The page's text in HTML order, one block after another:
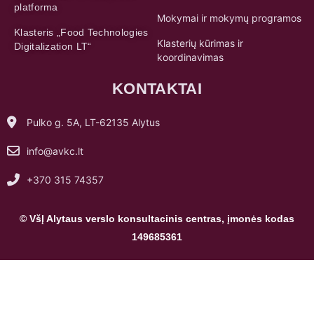
platforma
Klasteris „Food Technologies
Digitalization LT“
Mokymai ir mokymų programos
Klasterių kūrimas ir
koordinavimas
KONTAKTAI
Pulko g. 5A, LT-62135 Alytus
info@avkc.lt
+370 315 74357
© VšĮ Alytaus verslo konsultacinis centras, įmonės kodas
149685361